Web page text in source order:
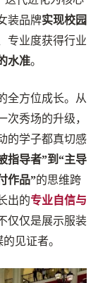
装品牌实现校园
专业度获得行业
水准。
全方位成长。从
秀场的升级，
的学子都真切感
指导者”到“主导
作品”的思维跨
出的专业自信与
仅仅是展示服装
见证者。